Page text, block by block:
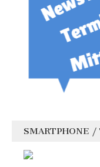
SMARTPHONE /